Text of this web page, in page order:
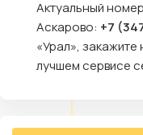
Актуальный
Аскарово: +7
«Урал»,
лучшем сервисе